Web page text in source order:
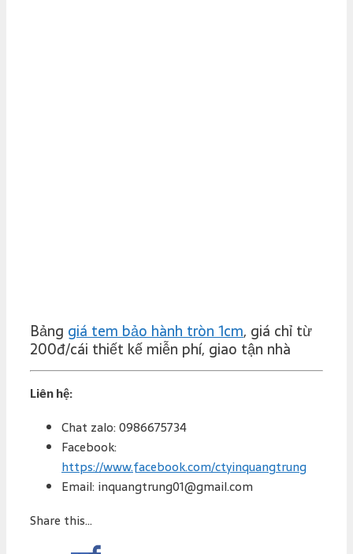
Bảng giá tem bảo hành tròn 1cm, giá chỉ từ
200đ/cái thiết kế miễn phí, giao tận nhà
Liên hệ:
Chat zalo: 0986675734
Facebook:
https://www.facebook.com/ctyinquangtrung
Email: inquangtrung01@gmail.com
Share this...